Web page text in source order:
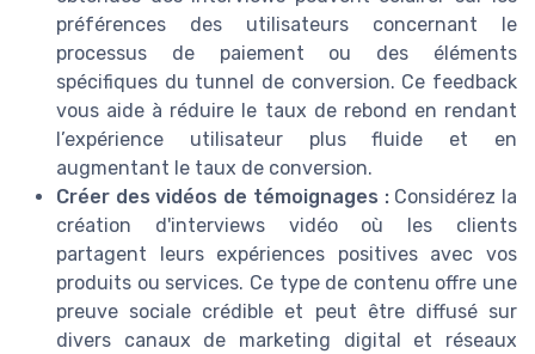
préférences des utilisateurs concernant le
processus de paiement ou des éléments
spécifiques du tunnel de conversion. Ce feedback
vous aide à réduire le taux de rebond en rendant
l’expérience utilisateur plus fluide et en
augmentant le taux de conversion.
Créer des vidéos de témoignages :Considérez la
création d'interviews vidéo où les clients
partagent leurs expériences positives avec vos
produits ou services. Ce type de contenu offre une
preuve sociale crédible et peut être diffusé sur
divers canaux de marketing digital et réseaux